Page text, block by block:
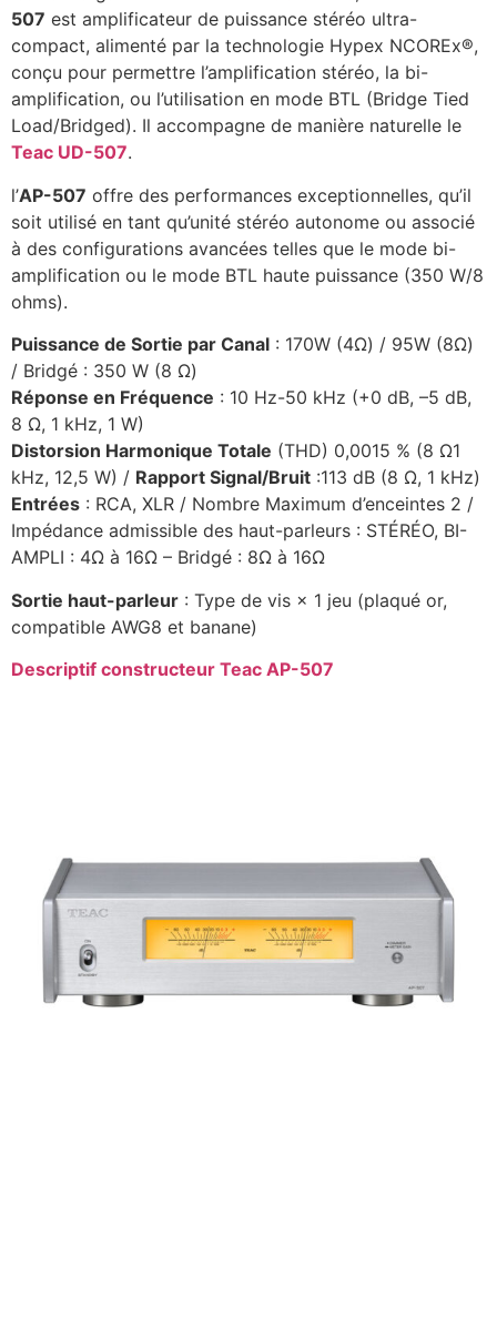
507 est amplificateur de puissance stéréo ultra-
compact, alimenté par la technologie Hypex NCOREx®,
conçu pour permettre l’amplification stéréo, la bi-
amplification, ou l’utilisation en mode BTL (Bridge Tied
Load/Bridged). Il accompagne de manière naturelle le
Teac UD-507.
l’AP-507 offre des performances exceptionnelles, qu’il
soit utilisé en tant qu’unité stéréo autonome ou associé
à des configurations avancées telles que le mode bi-
amplification ou le mode BTL haute puissance (350 W/8
ohms).
Puissance de Sortie par Canal : 170W (4Ω) / 95W (8Ω)
/ Bridgé : 350 W (8 Ω)
Réponse en Fréquence : 10 Hz-50 kHz (+0 dB, –5 dB,
8 Ω, 1 kHz, 1 W)
Distorsion Harmonique Totale (THD) 0,0015 % (8 Ω1
kHz, 12,5 W) / Rapport Signal/Bruit :113 dB (8 Ω, 1 kHz)
Entrées : RCA, XLR / Nombre Maximum d’enceintes 2 /
Impédance admissible des haut-parleurs : STÉRÉO, BI-
AMPLI : 4Ω à 16Ω – Bridgé : 8Ω à 16Ω
Sortie haut-parleur : Type de vis × 1 jeu (plaqué or,
compatible AWG8 et banane)
Descriptif constructeur Teac AP-507